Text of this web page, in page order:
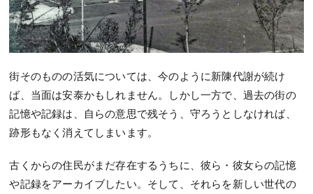
街そのものの活気については、今のように新陳代謝が続け
ば、当面は安泰かもしれません。しかし一方で、過去の街の
記憶や記録は、自らの意思で残そう、守ろうとしなければ、
跡形もなく消えてしまいます。
古くからの住民がまだ存在するうちに、彼ら・彼女らの記憶
や記録をアーカイブしたい。そして、それらを新しい世代の